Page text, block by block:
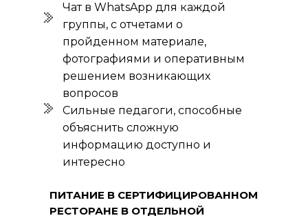
Чат в WhatsApp для каждой
группы, с отчетами о
пройденном материале,
фотографиями и оперативным
решением возникающих
вопросов
Сильные педагоги, способные
объяснить сложную
информацию доступно и
интересно
ПИТАНИЕ В СЕРТИФИЦИРОВАННОМ
РЕСТОРАНЕ В ОТДЕЛЬНОЙ